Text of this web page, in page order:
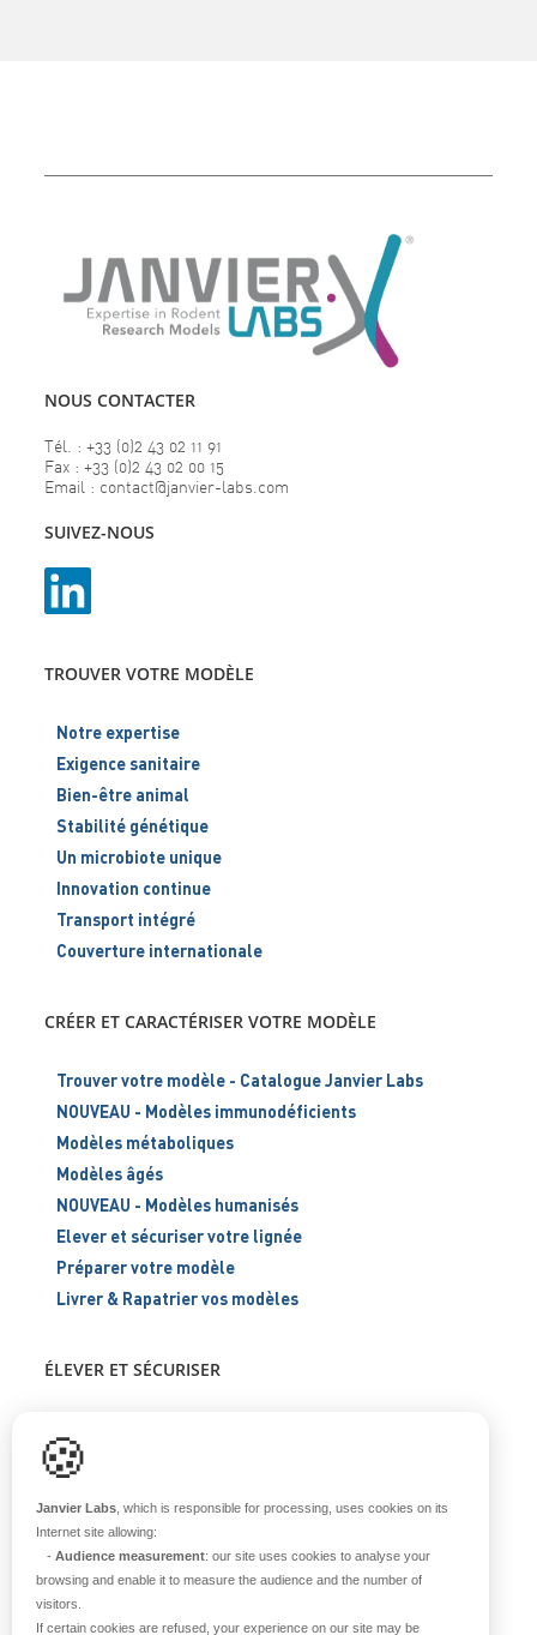
NOUS CONTACTER
Tél. : +33 (0)2 43 02 11 91
Fax : +33 (0)2 43 02 00 15
Email : contact@janvier-labs.com
SUIVEZ-NOUS
TROUVER VOTRE MODÈLE
Notre expertise
Exigence sanitaire
Bien-être animal
Stabilité génétique
Un microbiote unique
Innovation continue
Transport intégré
Couverture internationale
CRÉER ET CARACTÉRISER VOTRE MODÈLE
Trouver votre modèle - Catalogue Janvier Labs
NOUVEAU - Modèles immunodéficients
Modèles métaboliques
Modèles âgés
NOUVEAU - Modèles humanisés
Elever et sécuriser votre lignée
Préparer votre modèle
Livrer & Rapatrier vos modèles
ÉLEVER ET SÉCURISER
Blog
À PROPOS
Notre histoire
🍪
Janvier Labs , which is responsible for processing, uses cookies on its
Internet site allowing:
- Audience measurement: our site uses cookies to analyse your
browsing and enable it to measure the audience and the number of
visitors.
If certain cookies are refused, your experience on our site may be